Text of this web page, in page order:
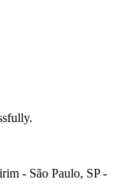
- São Paulo, SP -